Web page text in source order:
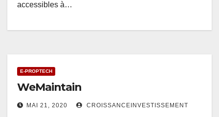
accessibles à…
E-PROPTECH
WeMaintain
MAI 21, 2020 CROISSANCEINVESTISSEMENT